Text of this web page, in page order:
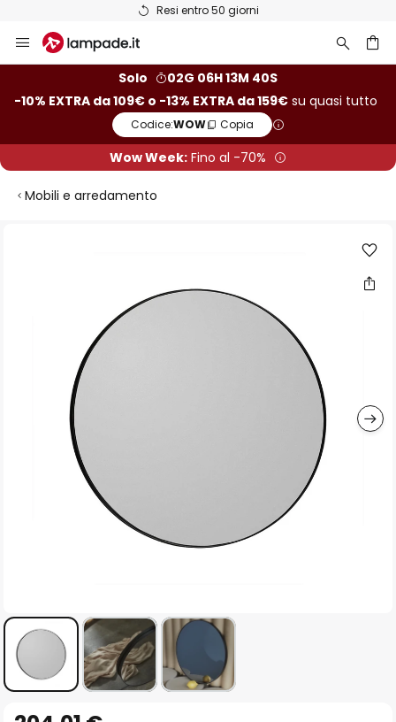
Resi entro 50 giorni
Salta
al
Solo
02G 06H 13M 39S
-10% EXTRA da 109€ o -13% EXTRA da 159€ su quasi tutto
Codice:WOW Copia
Wow Week: Fino al -70%
Mobili e arredamento